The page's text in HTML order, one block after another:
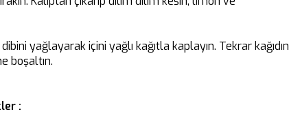
dibini yağlayarak içini yağlı kağıtla kaplayın. Tekrar kağıdın
boşaltın.
: